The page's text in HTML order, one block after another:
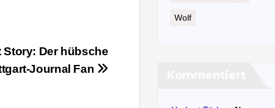
Story: Der hübsche
Journal­ Fan
Wolf